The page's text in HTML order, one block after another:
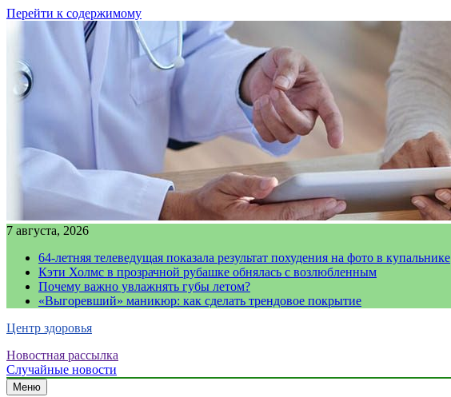
Перейти к содержимому
7 августа, 2026
64-летняя телеведущая показала результат похудения на фото в купальнике
Кэти Холмс в прозрачной рубашке обнялась с возлюбленным
Почему важно увлажнять губы летом?
«Выгоревший» маникюр: как сделать трендовое покрытие
Центр здоровья
Новостная рассылка
Случайные новости
Меню